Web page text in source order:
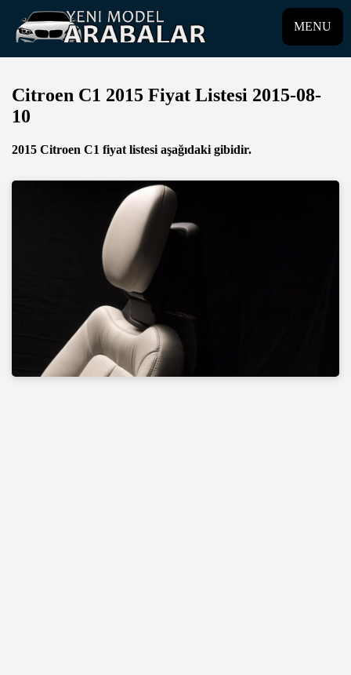
MENU
Citroen C1 2015 Fiyat Listesi 2015-08-
10
2015 Citroen C1 fiyat listesi aşağıdaki gibidir.